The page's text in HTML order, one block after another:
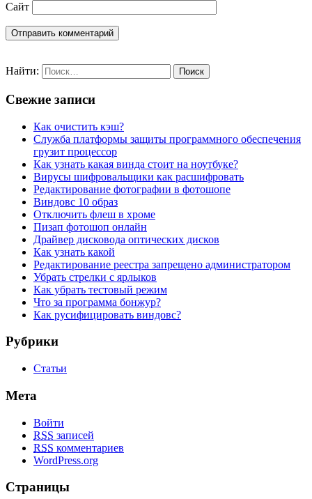
Сайт
Найти:
Свежие записи
Как очистить кэш?
Служба платформы защиты программного обеспечения
грузит процессор
Как узнать какая винда стоит на ноутбуке?
Вирусы шифровальщики как расшифровать
Редактирование фотографии в фотошопе
Виндовс 10 образ
Отключить флеш в хроме
Пизап фотошоп онлайн
Драйвер дисковода оптических дисков
Как узнать какой
Редактирование реестра запрещено администратором
Убрать стрелки с ярлыков
Как убрать тестовый режим
Что за программа бонжур?
Как русифицировать виндовс?
Рубрики
Статьи
Мета
Войти
RSS записей
RSS комментариев
WordPress.org
Страницы